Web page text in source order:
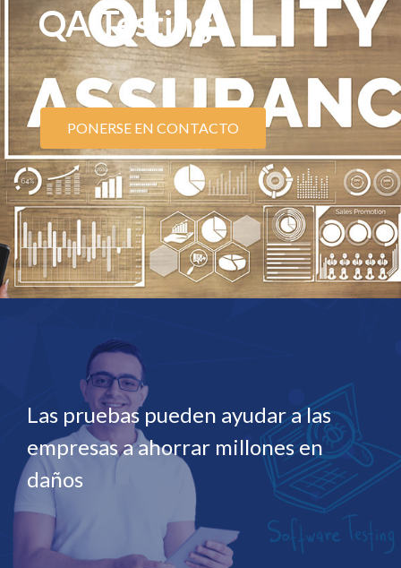
QA Testing
PONERSE EN CONTACTO
Las pruebas pueden ayudar a las
empresas a ahorrar millones en
daños